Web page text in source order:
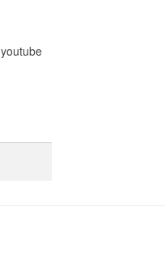
youtube